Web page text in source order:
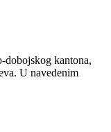
kantona,
U navedenim